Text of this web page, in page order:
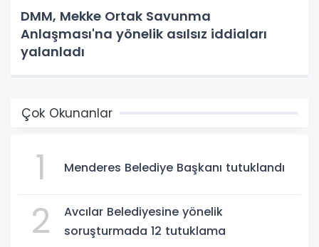
DMM, Mekke Ortak Savunma
Anlaşması'na yönelik asılsız iddiaları
yalanladı
Çok Okunanlar
1 Menderes Belediye Başkanı tutuklandı
2
Avcılar Belediyesine yönelik
soruşturmada 12 tutuklama